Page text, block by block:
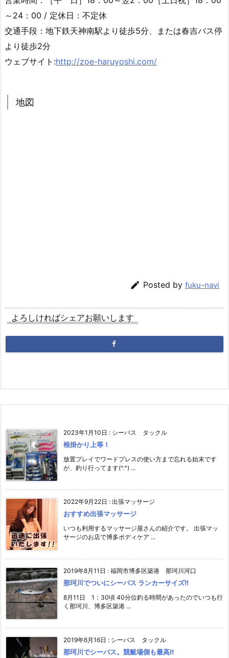
～24：00 / 定休日：不定休
交通手段：地下鉄天神南駅より徒歩5分、または春吉バス停
より徒歩2分
ウェブサイト:http://zoe-haruyoshi.com/
地図
 Posted by fuku-navi
よろしければシェアお願いします
2023年1月10日 : シーバス タックル
根掛かり上等！
放置プレイでワードプレスの使い方まで忘れる始末です
が、釣り行ってます(^.^) ...
2022年9月22日 : 出張マッサージ
おすすめ出張マッサージ
いつも利用するマッサージ屋さんの紹介です。 出張マッ
サージのお店で博多ボディケア ...
2019年8月11日 : 福岡市博多区築港 那珂川河口
那珂川でついにシーバス ランカーサイズ!!
8月11日 1：30頃 40分位釣る時間があったのでいつも行
く那珂川、博多区築港 ...
2019年6月16日 : シーバス タックル
那珂川でシーバス。競艇場側も最高!!